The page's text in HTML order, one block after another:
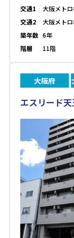
交通1
大阪メト
交通2
大阪メト
築年数 6年
階層
11階
大阪府
エスリード